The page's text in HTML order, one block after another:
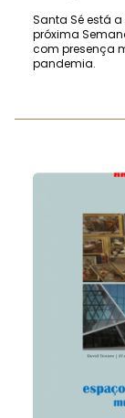
Santa Sé está
próxima
com presença
pandemia.